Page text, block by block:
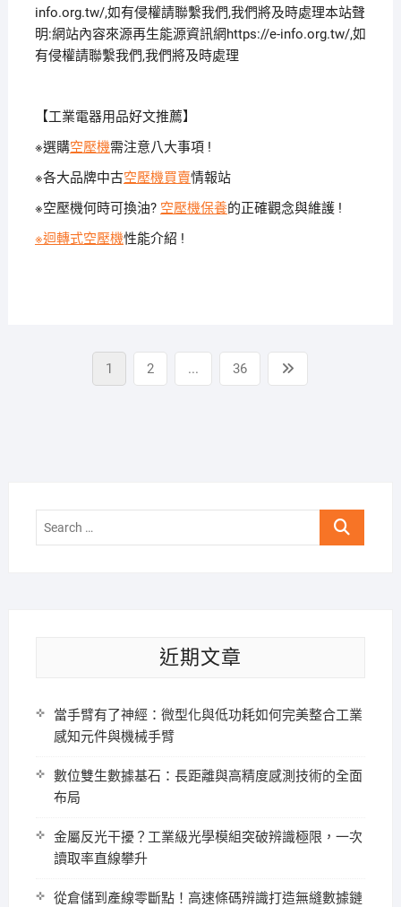
info.org.tw/,如有侵權請聯繫我們,我們將及時處理本站聲
明:網站內容來源再生能源資訊網https://e-info.org.tw/,如
有侵權請聯繫我們,我們將及時處理
【工業電器用品好文推薦】
※選購空壓機需注意八大事項 !
※各大品牌中古空壓機買賣情報站
※空壓機何時可換油? 空壓機保養的正確觀念與維護 !
※迴轉式空壓機性能介紹 !
Page
1 Page
2 ... Page
36
page
Search
近期文章
當手臂有了神經：微型化與低功耗如何完美整合工業
感知元件與機械手臂
數位雙生數據基石：長距離與高精度感測技術的全面
布局
金屬反光干擾？工業級光學模組突破辨識極限，一次
讀取率直線攀升
從倉儲到產線零斷點！高速條碼辨識打造無縫數據鏈